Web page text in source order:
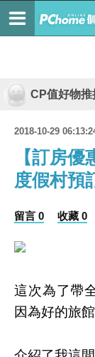
CP值好物推
2018-10-29
【訂房
度假村預
留言 0 收藏 0
這次為了帶
因為好的旅